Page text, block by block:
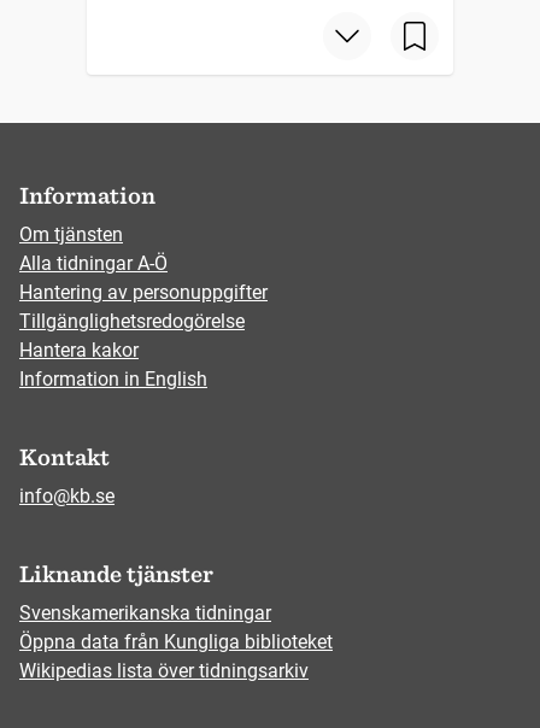
Information
Om tjänsten
Alla tidningar A-Ö
Hantering av personuppgifter
Tillgänglighetsredogörelse
Hantera kakor
Information in English
Kontakt
info@kb.se
Liknande tjänster
Svenskamerikanska tidningar
Öppna data från Kungliga biblioteket
Wikipedias lista över tidningsarkiv